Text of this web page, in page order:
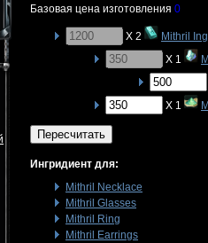
Базовая цена изготовления 0
X 2
Mithril
X 1
X 1
Пересчитать
Ингридиент для:
Mithril Necklace
Mithril Glasses
Mithril Ring
Mithril Earrings